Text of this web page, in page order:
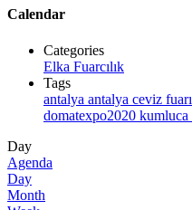
Calendar
Categories
Elka Fuarcılık
Tags
antalya antalya ceviz fuarı
domatexpo2020 kumluca
Day
Agenda
Day
Month